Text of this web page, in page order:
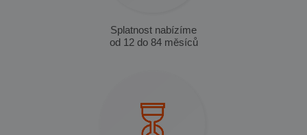
Splatnost nabízíme
od 12 do 84 měsíců